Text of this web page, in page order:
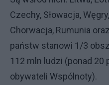
Czechy, Słowacja,
Chorwacja, Rumunia
państw stanowi 1/3
112 mln ludzi (ponad
obywateli Wspólnoty).